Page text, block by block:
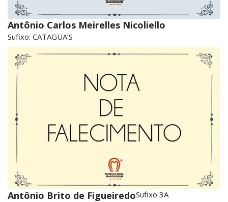
Antônio Carlos Meirelles Nicoliello
Sufixo: CATAGUA’S
Antônio Brito de FigueiredoSufixo 3A